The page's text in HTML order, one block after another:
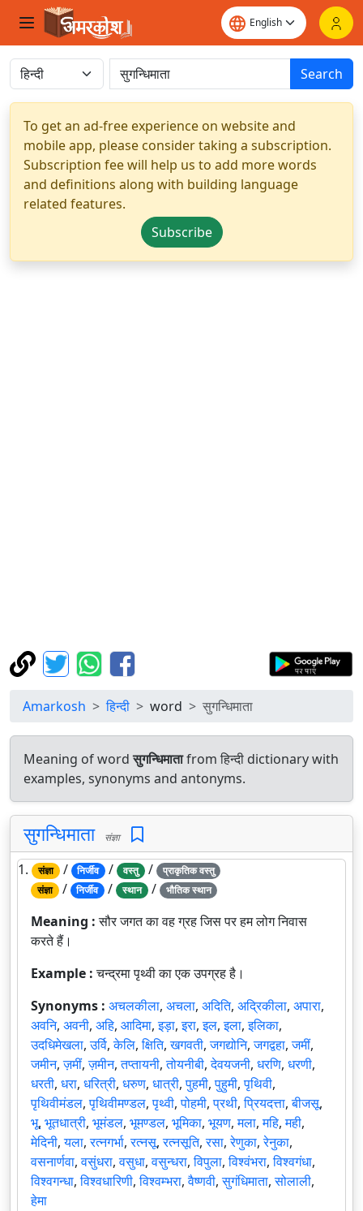
Search
To get an ad-free experience on website and
mobile app, please consider taking a subscription.
Subscription fee will help us to add more words
and definitions along with building language
related features.
Subscribe
Amarkosh हिन्दी word सुगन्धिमाता
Meaning of wordसुगन्धिमाताfrom हिन्दी dictionary with
examples, synonyms and antonyms.
सुगन्धिमाता संज्ञा
1. संज्ञा / निर्जीव / वस्तु /
प्राकृतिक वस्तु
संज्ञा / निर्जीव / स्थान / भौतिक स्थान
Meaning :सौर जगत का वह ग्रह जिस पर हम लोग निवास
करते हैं।
Example :चन्द्रमा पृथ्वी का एक उपग्रह है।
Synonyms : अचलकीला, अचला, अदिति, अद्रिकीला, अपारा,
अवनि, अवनी, अहि, आदिमा,इड़ा,इरा,इल,इला,इलिका,
उदधिमेखला,उर्वि,केलि,क्षिति,खगवती,जगद्योनि,जगद्वहा,जमीं,
जमीन,ज़मीं,ज़मीन,तप्तायनी,तोयनीबी,देवयजनी, धरणि, धरणी,
धरती, धरा, धरित्री, धरुण, धात्री,पुहमी,पुहुमी,पृथिवी,
पृथिवीमंडल,पृथिवीमण्डल,पृथ्वी,पोहमी,प्रथी,प्रियदत्ता,बीजसू,
भू, भूतधात्री, भूमंडल, भूमण्डल, भूमिका, भूयण,मला,महि,मही,
मेदिनी,यला,रत्नगर्भा,रत्नसू,रत्नसूति,रसा,रेणुका,रेनुका,
वसनार्णवा,वसुंधरा,वसुधा,वसुन्धरा,विपुला,विश्वंभरा,विश्वगंधा,
विश्वगन्धा,विश्वधारिणी,विश्वम्भरा,वैष्णवी,सुगंधिमाता,सोलाली,
हेमा